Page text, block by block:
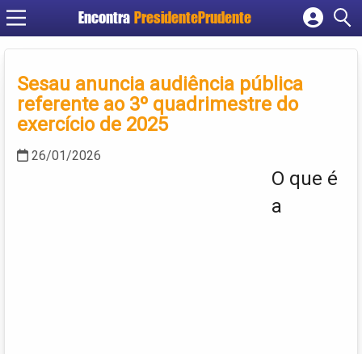
Encontra PresidentePrudente
Cadastrar empresa
Criar conta
Sesau anuncia audiência pública
referente ao 3º quadrimestre do
exercício de 2025
26/01/2026
O que é
a